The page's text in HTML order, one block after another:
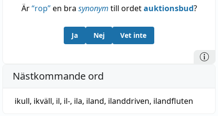
Är“rop”en bra synonym till ordetauktionsbud?
Ja Nej Vet inte
Nästkommande ord
ikull, ikväll, il, il-, ila, iland, ilanddriven, ilandfluten